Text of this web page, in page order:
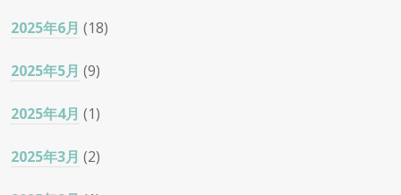
2025年6月 (18)
2025年5月 (9)
2025年4月 (1)
2025年3月 (2)